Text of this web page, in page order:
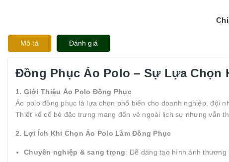
Mô tả Đánh giá
Đồng Phục Áo Polo – Sự Lựa Chọn
1. Giới Thiệu Áo Polo Đồng Phục
Áo polo đồng phục là lựa chọn phổ biến cho doanh nghiệp, đội
Thiết kế cổ bẻ đặc trưng mang đến vẻ ngoài lịch sự nhưng vẫn
2. Lợi Ích Khi Chọn Áo Polo Làm Đồng Phục
Chuyên nghiệp & sang trọng: Dễ dàng tạo hình ảnh thương